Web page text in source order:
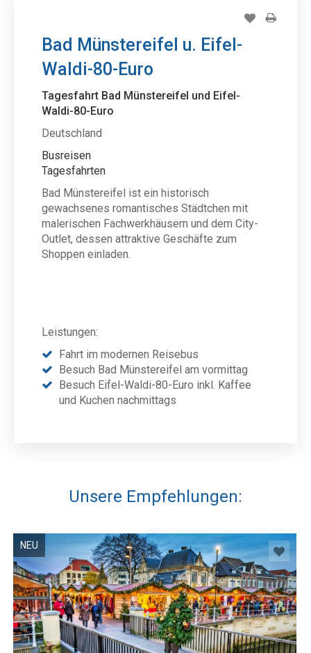
Bad Münstereifel u. Eifel-
Waldi-80-Euro
Tagesfahrt Bad Münstereifel und Eifel-
Waldi-80-Euro
Deutschland
Busreisen
Tagesfahrten
Bad Münstereifel ist ein historisch
gewachsenes romantisches Städtchen mit
malerischen Fachwerkhäusern und dem City-
Outlet, dessen attraktive Geschäfte zum
Shoppen einladen.
Leistungen:
Fahrt im modernen Reisebus
Besuch Bad Münstereifel am vormittag
Besuch Eifel-Waldi-80-Euro inkl. Kaffee
und Kuchen nachmittags
Unsere Empfehlungen:
NEU